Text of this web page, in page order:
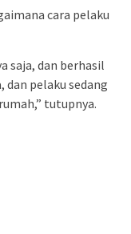
cara pelaku
saja, dan berhasil
dan pelaku sedang
tutupnya.